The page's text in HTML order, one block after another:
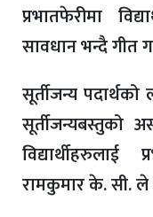
प्रभातफेरीमा
सावधान भन्दै गीत
सूर्तीजन्य
सूर्तीजन्यबस्तुको
रामकुमार के. सी. ले